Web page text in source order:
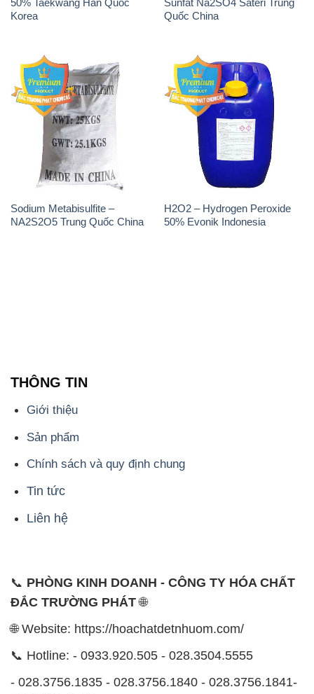
Korea
Quốc China
Sodium Metabisulfite –
NA2S2O5 Trung Quốc China
H2O2 – Hydrogen Peroxide
50% Evonik Indonesia
THÔNG TIN
Giới thiệu
Sản phẩm
Chính sách và quy định chung
Tin tức
Liên hệ
📞 PHÒNG KINH DOANH - CÔNG TY HÓA CHẤT
ĐẮC TRƯỜNG PHÁT🌐
🌐 Website: https://hoachatdetnhuom.com/
📞 Hotline: - 0933.920.505 - 028.3504.5555
- 028.3756.1835 - 028.3756.1840 - 028.3756.1841-